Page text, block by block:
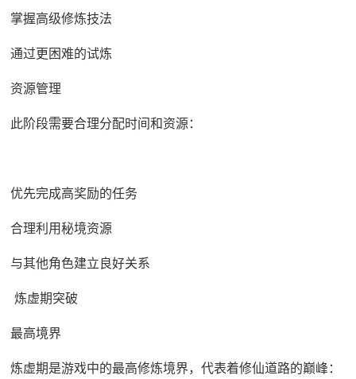
掌握高级修炼技法
通过更困难的试炼
资源管理
此阶段需要合理分配时间和资源：
优先完成高奖励的任务
合理利用秘境资源
与其他角色建立良好关系
炼虚期突破
最高境界
炼虚期是游戏中的最高修炼境界，代表着修仙道路的巅峰：